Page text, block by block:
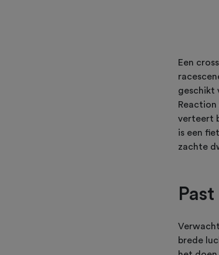
Een
geschikt
verteert
is een
zachte
brede